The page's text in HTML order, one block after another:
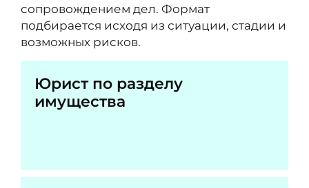
сопровождением дел. Формат
подбирается исходя из ситуации, стадии и
возможных рисков.
Юрист по разделу
имущества